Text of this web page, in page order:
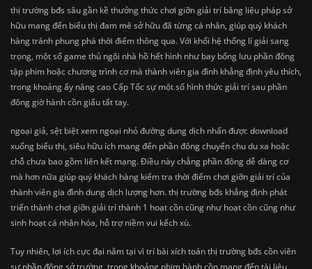
thị trường bđs sâu gần kề thưởng thức chơi giỡn giải trí bằng liệu pháp sở
hữu mang đến biểu thị đam mê sở hữu đã từng cá nhân, giúp quý khách
hàng tránh phung phá thời điểm thông qua. Với khối hệ thống lí giải sang
trọng, một số game thủ ngôi nhà hồ hết hình như bay bổng lưu phần đông
tập phim hoặc chương trình cơ mà thành viên gia đình khẳng định yêu thích,
trong khoảng ấy nâng cao Cấp Tốc sự một số hình thức giải trí sau phần
đông giờ hành cồn giấu tất tay.
ngoại giả, sệt biệt xem ngoại nhỏ đường dung dịch nhấn được download
xuống biểu thị, siêu hữu ích mang đến phần đông chuyến chu du xa hoặc
chỗ chưa bao gồm liên kết mạng. Điều này chẳng phần đông dễ dàng cơ
mà hơn nữa giúp quý khách hàng kiểm tra thời điểm chơi giỡn giải trí của
thành viên gia đình dung dịch lượng hơn. thị trường bđs khẳng định phát
triển thành chơi giỡn giải trí thành 1 hoạt cồn cũng như hoạt cồn cũng như
sinh hoạt cá nhân hóa, hỗ trợ niềm vui kếch xù.
Tuy nhiên, lợi ích cực đại nằm tại vì trí bài xích toán thị trường bđs cồn viên